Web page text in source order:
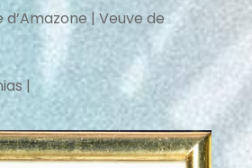
| Veuve de
|